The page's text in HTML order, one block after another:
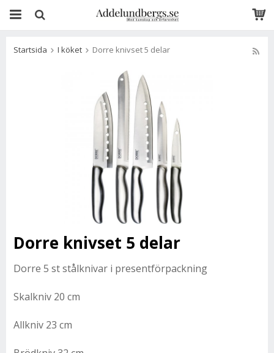
Startsida I köket Dorre knivset 5 delar
Dorre knivset 5 delar
Dorre 5 st stålknivar i presentförpackning
Skalkniv 20 cm
Allkniv 23 cm